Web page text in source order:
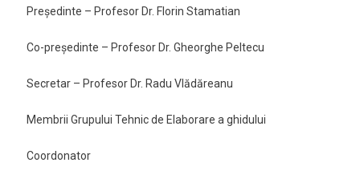
Preşedinte – Profesor Dr. Florin Stamatian
Co-preşedinte – Profesor Dr. Gheorghe Peltecu
Secretar – Profesor Dr. Radu Vlădăreanu
Membrii Grupului Tehnic de Elaborare a ghidului
Coordonator